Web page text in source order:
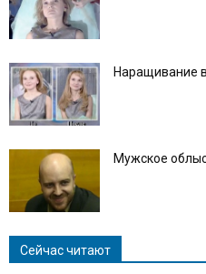
Наращивание
Мужское
Сейчас читают